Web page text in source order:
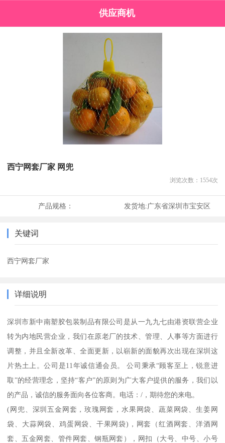
供应商机
西宁网套厂家 网兜
浏览次数： 1554次
产品规格： 发货地:广东省深圳市宝安区
关键词
西宁网套厂家
详细说明
深圳市新中南塑胶包装制品有限公司是从一九九七由港资联营企业
转为内地民营企业，我们在原老厂的技术、管理、人事等方面进行
调整，并且全新改革、全面更新，以崭新的面貌再次出现在深圳这
片热土上。公司是11年诚信通会员。 公司秉承“顾客至上，锐意进
取”的经营理念，坚持“客户”的原则为广大客户提供的服务，我们以
的产品，诚信的服务面向各位客商。电话：/，期待您的来电。
(网兜、深圳五金网套，玫瑰网套，水果网袋、蔬菜网袋、生姜网
袋、大蒜网袋、鸡蛋网袋、干果网袋)，网套（红酒网套、洋酒网
套、五金网套、管件网套、钢瓶网套），网扣（大号、中号、小号